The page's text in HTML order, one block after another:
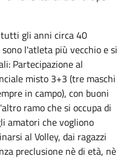
tutti gli anni circa 40
l'atleta più vecchio e si
Partecipazione al
misto 3+3 (tre maschi
in campo), con buoni
ramo che si occupa di
amatori che vogliono
al Volley, dai ragazzi
preclusione nè di età, nè